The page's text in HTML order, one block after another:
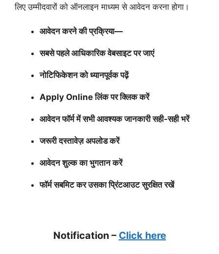
लिए उम्मीदवारों को ऑनलाइन माध्यम से आवेदन करना होगा।
आवेदन करने की प्रक्रिया—
सबसे पहले आधिकारिक वेबसाइट पर जाएं
नोटिफिकेशन को ध्यानपूर्वक पढ़ें
Apply Online लिंक पर क्लिक करें
आवेदन फॉर्म में सभी आवश्यक जानकारी सही-सही भरें
जरूरी दस्तावेज़ अपलोड करें
आवेदन शुल्क का भुगतान करें
फॉर्म सबमिट कर उसका प्रिंटआउट सुरक्षित रखें
Notification – Click here